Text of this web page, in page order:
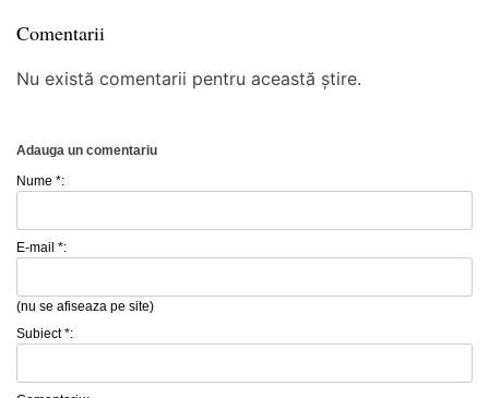
Comentarii
Nu există comentarii pentru această știre.
Adauga un comentariu
Nume *:
E-mail *:
(nu se afiseaza pe site)
Subiect *: